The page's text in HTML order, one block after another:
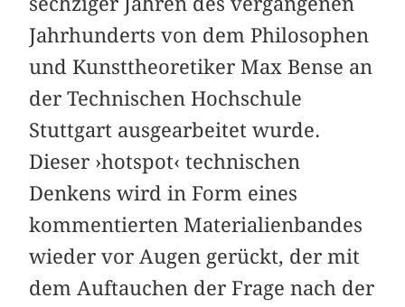
Jahrhunderts von dem Philosophen
und Kunsttheoretiker Max Bense an
der Technischen Hochschule
Stuttgart ausgearbeitet wurde.
Dieser ›hotspot‹ technischen
Denkens wird in Form eines
kommentierten Materialienbandes
wieder vor Augen gerückt, der mit
dem Auftauchen der Frage nach der